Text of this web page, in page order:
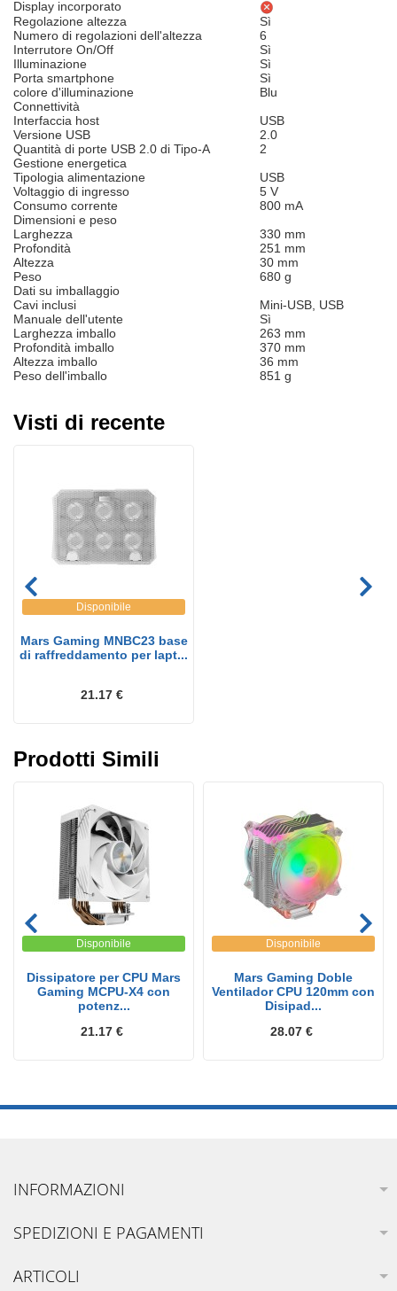
Display incorporato
Regolazione altezza
Sì
Numero di regolazioni dell'altezza
6
Interrutore On/Off
Sì
Illuminazione
Sì
Porta smartphone
Sì
colore d'illuminazione
Blu
Connettività
Interfaccia host
USB
Versione USB
2.0
Quantità di porte USB 2.0 di Tipo-A
2
Gestione energetica
Tipologia alimentazione
USB
Voltaggio di ingresso
5 V
Consumo corrente
800 mA
Dimensioni e peso
Larghezza
330 mm
Profondità
251 mm
Altezza
30 mm
Peso
680 g
Dati su imballaggio
Cavi inclusi
Mini-USB, USB
Manuale dell'utente
Sì
Larghezza imballo
263 mm
Profondità imballo
370 mm
Altezza imballo
36 mm
Peso dell'imballo
851 g
Visti di recente
Disponibile
Mars Gaming MNBC23 base
di raffreddamento per lapt...
21.17 €
Prodotti Simili
Disponibile
Dissipatore per CPU Mars
Gaming MCPU-X4 con
potenz...
21.17 €
Disponibile
Mars Gaming Doble
Ventilador CPU 120mm con
Disipad...
28.07 €
INFORMAZIONI
SPEDIZIONI E PAGAMENTI
ARTICOLI